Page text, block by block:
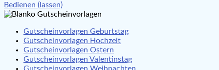
size
Beitragsnavigation
Bedienen (lassen)
Gutscheinvorlagen Geburtstag
Gutscheinvorlagen Hochzeit
Gutscheinvorlagen Ostern
Gutscheinvorlagen Valentinstag